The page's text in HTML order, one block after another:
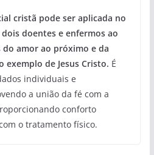
cristã pode ser aplicada no
doentes e enfermos ao
amor ao próximo e da
exemplo de Jesus Cristo. É
individuais e
a união da fé com a
conforto
o tratamento físico.